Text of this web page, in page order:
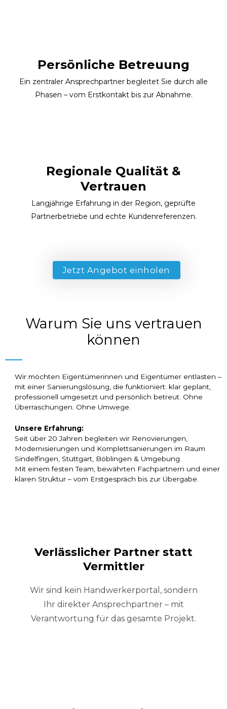
Persönliche Betreuung
Ein zentraler Ansprechpartner begleitet Sie durch alle
Phasen – vom Erstkontakt bis zur Abnahme.
Regionale Qualität &
Vertrauen
Langjährige Erfahrung in der Region, geprüfte
Partnerbetriebe und echte Kundenreferenzen.
Jetzt Angebot einholen
Warum Sie uns vertrauen
können​
Wir möchten Eigentümerinnen und Eigentümer entlasten –
mit einer Sanierungslösung, die funktioniert: klar geplant,
professionell umgesetzt und persönlich betreut. Ohne
Überraschungen. Ohne Umwege.
Unsere Erfahrung:
Seit über 20 Jahren begleiten wir Renovierungen,
Modernisierungen und Komplettsanierungen im Raum
Sindelfingen, Stuttgart, Böblingen & Umgebung.
Mit einem festen Team, bewährten Fachpartnern und einer
klaren Struktur – vom Erstgespräch bis zur Übergabe.
Verlässlicher Partner statt
Vermittler
Wir sind kein Handwerkerportal, sondern
Ihr direkter Ansprechpartner – mit
Verantwortung für das gesamte Projekt.